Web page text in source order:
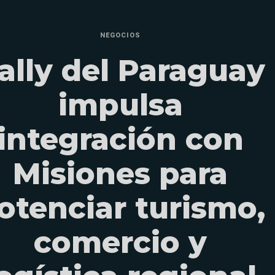
NEGOCIOS
del Paraguay
impulsa
con
Misiones para
turismo,
comercio y